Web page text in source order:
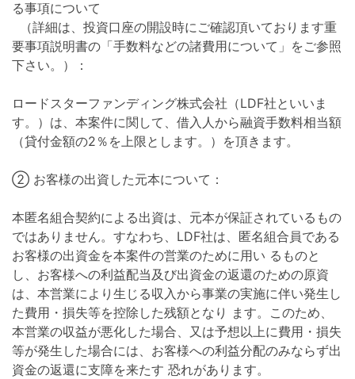
る事項について
（詳細は、投資口座の開設時にご確認頂いております重
要事項説明書の「手数料などの諸費用について」をご参照
下さい。）：
ロードスターファンディング株式会社（LDF社といいま
す。）は、本案件に関して、借入人から融資手数料相当額
（貸付金額の2％を上限とします。）を頂きます。
② お客様の出資した元本について：
本匿名組合契約による出資は、元本が保証されているもの
ではありません。すなわち、LDF社は、匿名組合員である
お客様の出資金を本案件の営業のために用い るものと
し、お客様への利益配当及び出資金の返還のための原資
は、本営業により生じる収入から事業の実施に伴い発生し
た費用・損失等を控除した残額となり ます。このため、
本営業の収益が悪化した場合、又は予想以上に費用・損失
等が発生した場合には、お客様への利益分配のみならず出
資金の返還に支障を来たす 恐れがあります。